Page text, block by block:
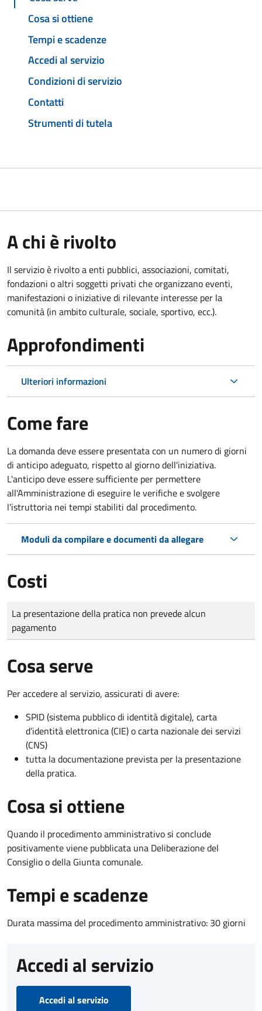
Cosa si ottiene
Tempi e scadenze
Accedi al servizio
Condizioni di servizio
Contatti
Strumenti di tutela
A chi è rivolto
Il servizio è rivolto a enti pubblici, associazioni, comitati,
fondazioni o altri soggetti privati che organizzano eventi,
manifestazioni o iniziative di rilevante interesse per la
comunità (in ambito culturale, sociale, sportivo, ecc.).
Approfondimenti
Ulteriori informazioni
Come fare
La domanda deve essere presentatacon un numero di giorni
di anticipo adeguato, rispetto al giorno dell'iniziativa.
L'anticipo deve essere sufficiente per permettere
all'Amministrazione di eseguire le verifiche e svolgere
l'istruttoria nei tempi stabiliti dal procedimento.
Moduli da compilare e documenti da allegare
Costi
Tipo di pagamento
Importo
La presentazione della pratica non prevede alcun
pagamento
Cosa serve
Per accedere al servizio, assicurati di avere:
SPID (sistema pubblico di identità digitale), carta
d’identità elettronica (CIE) o carta nazionale dei servizi
(CNS)
tutta la documentazione prevista per la presentazione
della pratica.
Cosa si ottiene
Quando il procedimento amministrativo si conclude
positivamente viene pubblicata una Deliberazione del
Consiglio o della Giunta comunale.
Tempi e scadenze
Durata massima del procedimento amministrativo: 30 giorni
Accedi al servizio
Accedi al servizio